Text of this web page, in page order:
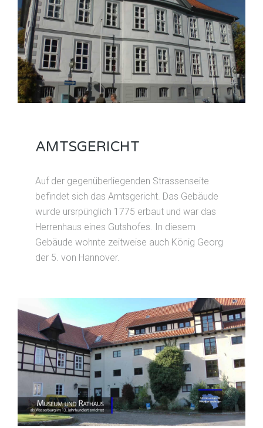
AMTSGERICHT
Auf der gegenüberliegenden Strassenseite
befindet sich das Amtsgericht. Das Gebäude
wurde ursrpünglich 1775 erbaut und war das
Herrenhaus eines Gutshofes. In diesem
Gebäude wohnte zeitweise auch König Georg
der 5. von Hannover.